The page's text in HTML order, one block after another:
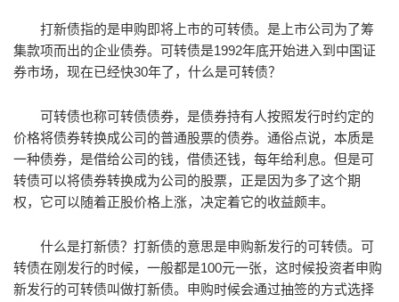
打新债指的是申购即将上市的可转债。是上市公司为了筹
集款项而出的企业债券。可转债是1992年底开始进入到中国证
券市场，现在已经快30年了，什么是可转债？
可转债也称可转债债券，是债券持有人按照发行时约定的
价格将债券转换成公司的普通股票的债券。通俗点说，本质是
一种债券，是借给公司的钱，借债还钱，每年给利息。但是可
转债可以将债券转换成为公司的股票，正是因为多了这个期
权，它可以随着正股价格上涨，决定着它的收益颇丰。
什么是打新债？打新债的意思是申购新发行的可转债。可
转债在刚发行的时候，一般都是100元一张，这时候投资者申购
新发行的可转债叫做打新债。申购时候会通过抽签的方式选择